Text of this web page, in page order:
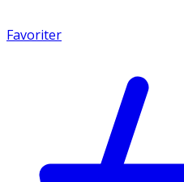
Favoriter